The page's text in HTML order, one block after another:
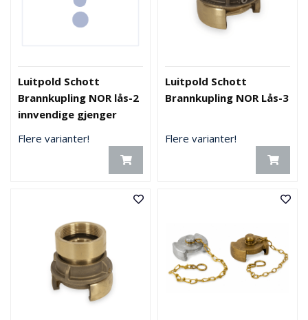
Luitpold Schott
Brannkupling NOR lås-2
innvendige gjenger
Flere varianter!
Luitpold Schott
Brannkupling NOR Lås-3
Flere varianter!